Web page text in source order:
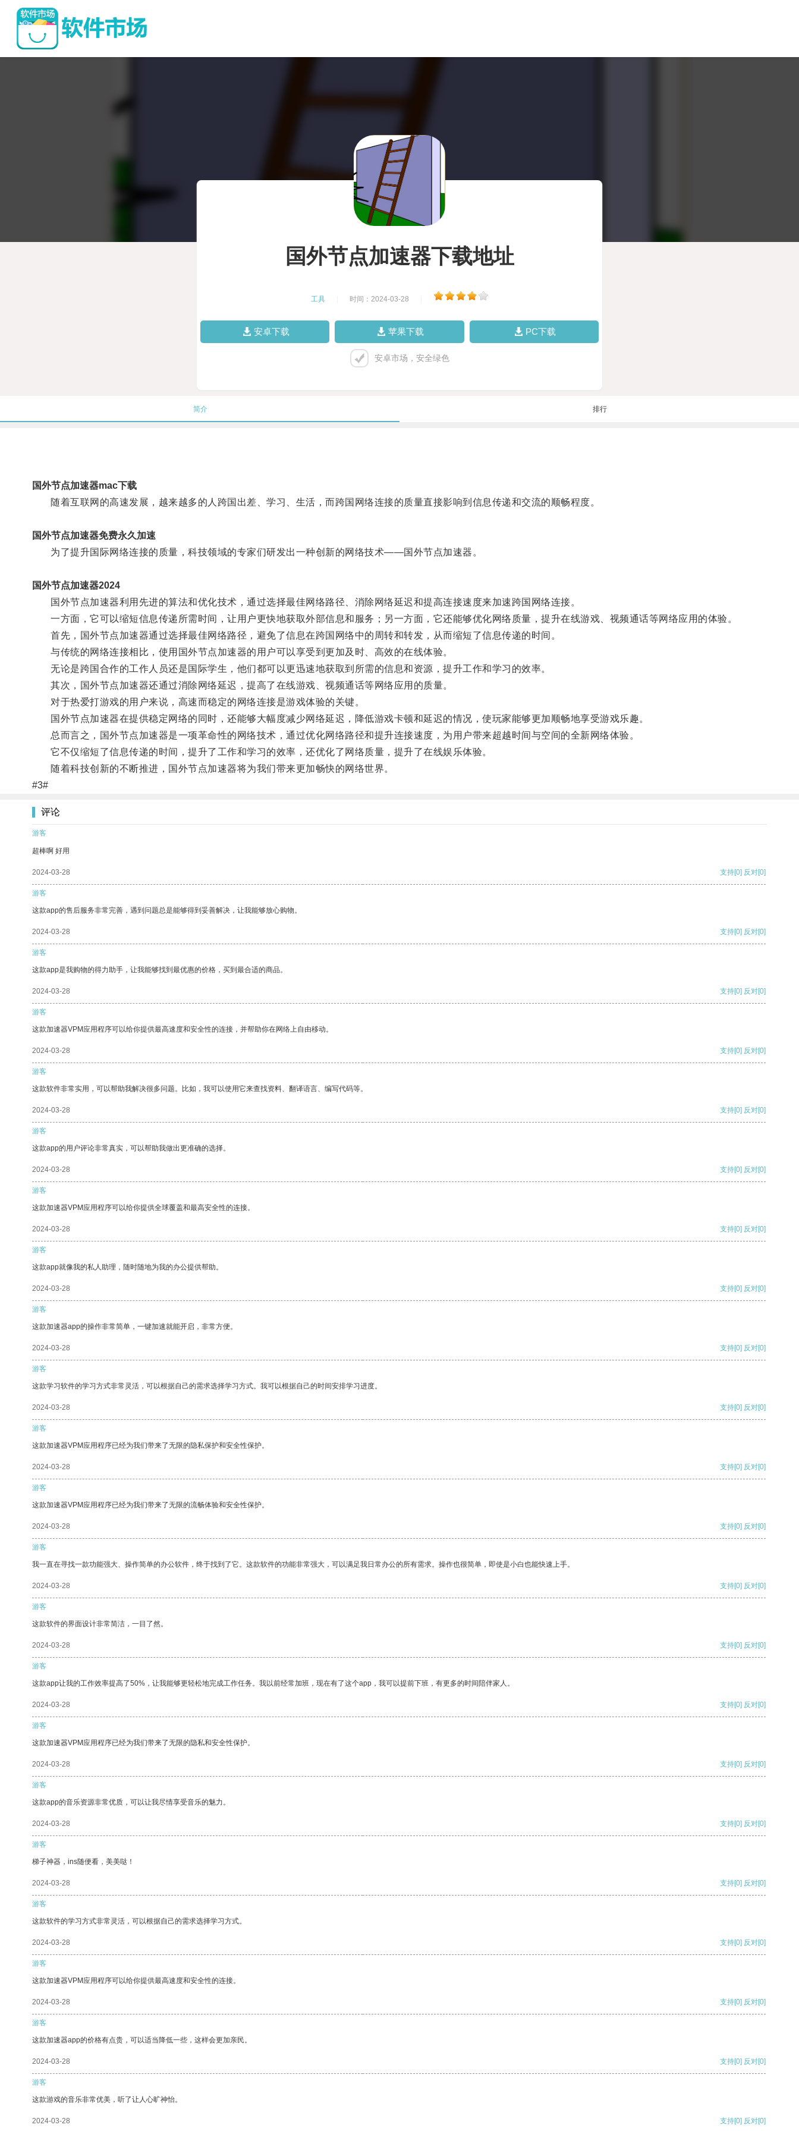
国外节点加速器下载地址
工具 时间：2024-03-28
安卓下载 苹果下载 PC下载
安卓市场，安全绿色
简介 排行
国外节点加速器mac下载
随着互联网的高速发展，越来越多的人跨国出差、学习、生活，而跨国网络连接的质量直接影响到信息传递和交流的顺畅程度。
国外节点加速器免费永久加速
为了提升国际网络连接的质量，科技领域的专家们研发出一种创新的网络技术——国外节点加速器。
国外节点加速器2024
国外节点加速器利用先进的算法和优化技术，通过选择最佳网络路径、消除网络延迟和提高连接速度来加速跨国网络连接。
一方面，它可以缩短信息传递所需时间，让用户更快地获取外部信息和服务；另一方面，它还能够优化网络质量，提升在线游戏、视频通话等网络应用的体验。
首先，国外节点加速器通过选择最佳网络路径，避免了信息在跨国网络中的周转和转发，从而缩短了信息传递的时间。
与传统的网络连接相比，使用国外节点加速器的用户可以享受到更加及时、高效的在线体验。
无论是跨国合作的工作人员还是国际学生，他们都可以更迅速地获取到所需的信息和资源，提升工作和学习的效率。
其次，国外节点加速器还通过消除网络延迟，提高了在线游戏、视频通话等网络应用的质量。
对于热爱打游戏的用户来说，高速而稳定的网络连接是游戏体验的关键。
国外节点加速器在提供稳定网络的同时，还能够大幅度减少网络延迟，降低游戏卡顿和延迟的情况，使玩家能够更加顺畅地享受游戏乐趣。
总而言之，国外节点加速器是一项革命性的网络技术，通过优化网络路径和提升连接速度，为用户带来超越时间与空间的全新网络体验。
它不仅缩短了信息传递的时间，提升了工作和学习的效率，还优化了网络质量，提升了在线娱乐体验。
随着科技创新的不断推进，国外节点加速器将为我们带来更加畅快的网络世界。
#3#
评论
游客
超棒啊 好用
2024-03-28 支持[0] 反对[0]
游客
这款app的售后服务非常完善，遇到问题总是能够得到妥善解决，让我能够放心购物。
2024-03-28 支持[0] 反对[0]
游客
这款app是我购物的得力助手，让我能够找到最优惠的价格，买到最合适的商品。
2024-03-28 支持[0] 反对[0]
游客
这款加速器VPM应用程序可以给你提供最高速度和安全性的连接，并帮助你在网络上自由移动。
2024-03-28 支持[0] 反对[0]
游客
这款软件非常实用，可以帮助我解决很多问题。比如，我可以使用它来查找资料、翻译语言、编写代码等。
2024-03-28 支持[0] 反对[0]
游客
这款app的用户评论非常真实，可以帮助我做出更准确的选择。
2024-03-28 支持[0] 反对[0]
游客
这款加速器VPM应用程序可以给你提供全球覆盖和最高安全性的连接。
2024-03-28 支持[0] 反对[0]
游客
这款app就像我的私人助理，随时随地为我的办公提供帮助。
2024-03-28 支持[0] 反对[0]
游客
这款加速器app的操作非常简单，一键加速就能开启，非常方便。
2024-03-28 支持[0] 反对[0]
游客
这款学习软件的学习方式非常灵活，可以根据自己的需求选择学习方式。我可以根据自己的时间安排学习进度。
2024-03-28 支持[0] 反对[0]
游客
这款加速器VPM应用程序已经为我们带来了无限的隐私保护和安全性保护。
2024-03-28 支持[0] 反对[0]
游客
这款加速器VPM应用程序已经为我们带来了无限的流畅体验和安全性保护。
2024-03-28 支持[0] 反对[0]
游客
我一直在寻找一款功能强大、操作简单的办公软件，终于找到了它。这款软件的功能非常强大，可以满足我日常办公的所有需求。操作也很简单，即使是小白也能快速上手。
2024-03-28 支持[0] 反对[0]
游客
这款软件的界面设计非常简洁，一目了然。
2024-03-28 支持[0] 反对[0]
游客
这款app让我的工作效率提高了50%，让我能够更轻松地完成工作任务。我以前经常加班，现在有了这个app，我可以提前下班，有更多的时间陪伴家人。
2024-03-28 支持[0] 反对[0]
游客
这款加速器VPM应用程序已经为我们带来了无限的隐私和安全性保护。
2024-03-28 支持[0] 反对[0]
游客
这款app的音乐资源非常优质，可以让我尽情享受音乐的魅力。
2024-03-28 支持[0] 反对[0]
游客
梯子神器，ins随便看，美美哒！
2024-03-28 支持[0] 反对[0]
游客
这款软件的学习方式非常灵活，可以根据自己的需求选择学习方式。
2024-03-28 支持[0] 反对[0]
游客
这款加速器VPM应用程序可以给你提供最高速度和安全性的连接。
2024-03-28 支持[0] 反对[0]
游客
这款加速器app的价格有点贵，可以适当降低一些，这样会更加亲民。
2024-03-28 支持[0] 反对[0]
游客
这款游戏的音乐非常优美，听了让人心旷神怡。
2024-03-28 支持[0] 反对[0]